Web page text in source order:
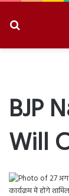
BJP
Will